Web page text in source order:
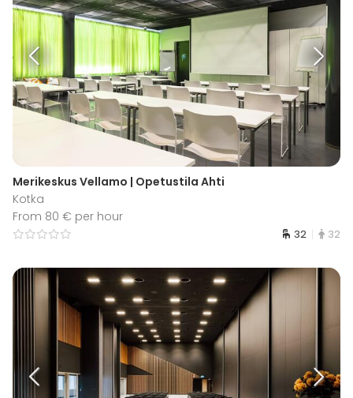
Merikeskus Vellamo | Opetustila Ahti
Kotka
From 80 € per hour
32 32